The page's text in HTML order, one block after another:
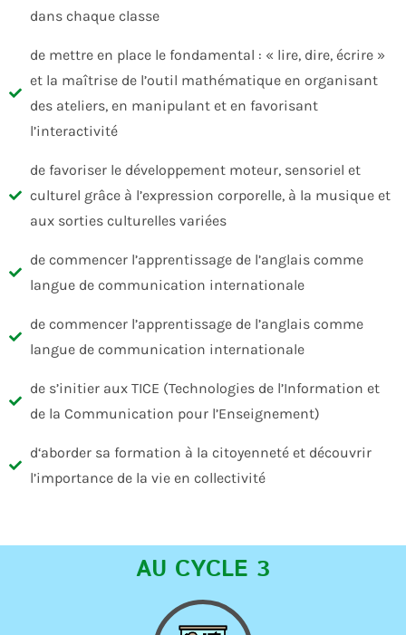
dans chaque classe
de mettre en place le fondamental : « lire, dire, écrire »
et la maîtrise de l’outil mathématique en organisant
des ateliers, en manipulant et en favorisant
l’interactivité
de favoriser le développement moteur, sensoriel et
culturel grâce à l’expression corporelle, à la musique et
aux sorties culturelles variées
de commencer l’apprentissage de l’anglais comme
langue de communication internationale
de commencer l’apprentissage de l’anglais comme
langue de communication internationale
de s’initier aux TICE (Technologies de l’Information et
de la Communication pour l’Enseignement)
d‘aborder sa formation à la citoyenneté et découvrir
l’importance de la vie en collectivité
AU CYCLE 3